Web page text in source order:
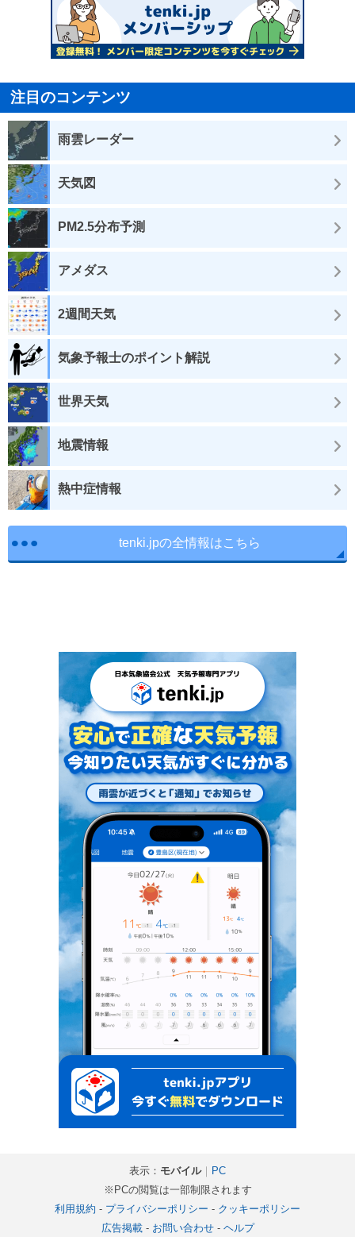
注目のコンテンツ
雨雲レーダー
天気図
PM2.5分布予測
アメダス
2週間天気
気象予報士のポイント解説
世界天気
地震情報
熱中症情報
tenki.jpの全情報はこちら
表示： モバイル｜ PC
※PCの閲覧は一部制限されます
利用規約 - プライバシーポリシー - クッキーポリシー
広告掲載- お問い合わせ- ヘルプ